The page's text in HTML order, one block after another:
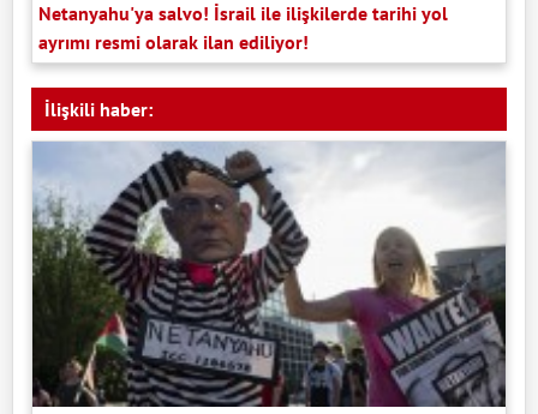
Netanyahu'ya salvo! İsrail ile ilişkilerde tarihi yol
ayrımı resmi olarak ilan ediliyor!
İlişkili haber: